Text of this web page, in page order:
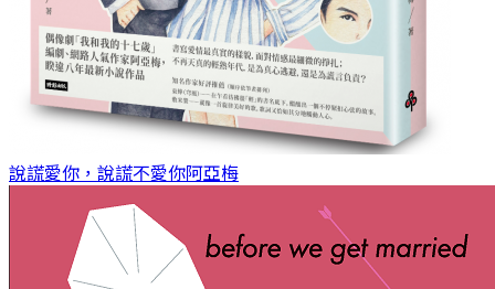
說謊愛你，說謊不愛你阿亞梅